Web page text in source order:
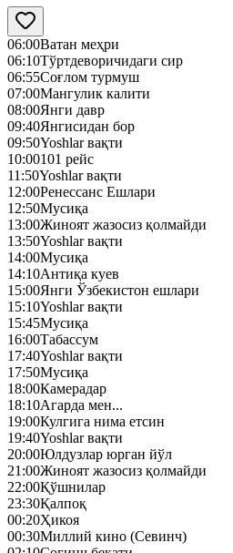
06:00Ватан меҳри
06:10Тўртдеворичидаги сир
06:55Соғлом турмуш
07:00Мангулик калити
08:00Янги давр
09:40Янгисидан бор
09:50Yoshlar вақти
10:00101 рейс
11:50Yoshlar вақти
12:00Ренессанс Ешлари
12:50Mусиқа
13:00Жиноят жазосиз қолмайди
13:50Yoshlar вақти
14:00Mусиқа
14:10Антиқа куев
15:00Янги Ўзбекистон ешлари
15:10Yoshlar вақти
15:45Mусиқа
16:00Табассум
17:40Yoshlar вақти
17:50Mусиқа
18:00Камерадар
18:10Агарда мен...
19:00Кулгига нима етсин
19:40Yoshlar вақти
20:00Юлдузлар юрган йўл
21:00Жиноят жазосиз қолмайди
22:00Қўшнилар
23:30Қалпоқ
00:20Ҳикоя
00:30Миллий кино (Севинч)